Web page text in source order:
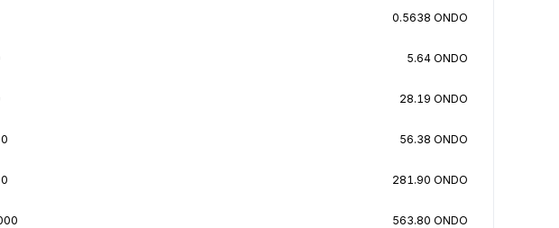
0.5638 ONDO
5.64 ONDO
28.19 ONDO
56.38 ONDO
281.90 ONDO
563.80 ONDO